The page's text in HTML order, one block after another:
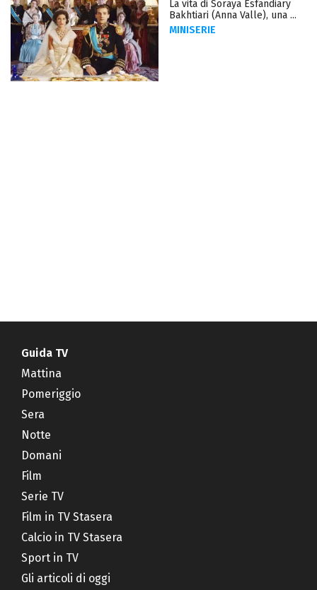
La vita di Soraya Esfandiary
Bakhtiari (Anna Valle), una ...
MINISERIE
Guida TV
Mattina
Pomeriggio
Sera
Notte
Domani
Film
Serie TV
Film in TV Stasera
Calcio in TV Stasera
Sport in TV
Gli articoli di oggi